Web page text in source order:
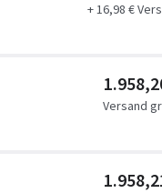
+ 16,98 €
Versand